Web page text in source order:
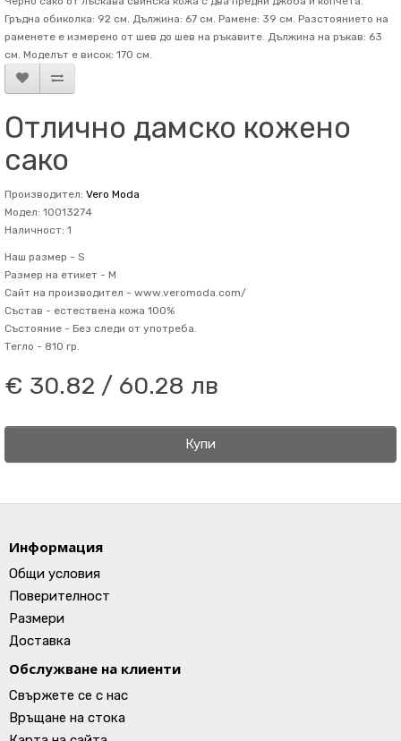
Гръдна обиколка: 92 см. Дължина: 67 см. Рамене: 39 см. Разстоянието на
раменете е измерено от шев до шев на ръкавите. Дължина на ръкав: 63
см. Mоделът е висок: 170 см.
Отлично дамско кожено
сако
Производител: Vero Moda
Модел: 10013274
Наличност: 1
Наш размер - S
Размер на етикет - M
Сайт на производител - www.veromoda.com/
Състав - естествена кожа 100%
Състояние - Без следи от употреба.
Тегло - 810 гр.
€ 30.82 / 60.28 лв
Купи
Информация
Общи условия
Поверителност
Размери
Доставка
Обслужване на клиенти
Свържете се с нас
Връщане на стока